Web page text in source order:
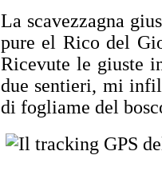
La scavezzagna
pure el Rico del
Ricevute le giuste
due sentieri, mi
di fogliame del